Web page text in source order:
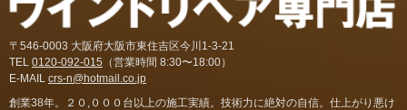
〒546-0003 大阪府大阪市東住吉区今川1-3-21
TEL 0120-092-015 （営業時間 8:30〜18:00）
E-MAIL crs-n@hotmail.co.jp
創業38年。２０,０００台以上の施工実績。技術力に絶対の自信。仕上がり悪け